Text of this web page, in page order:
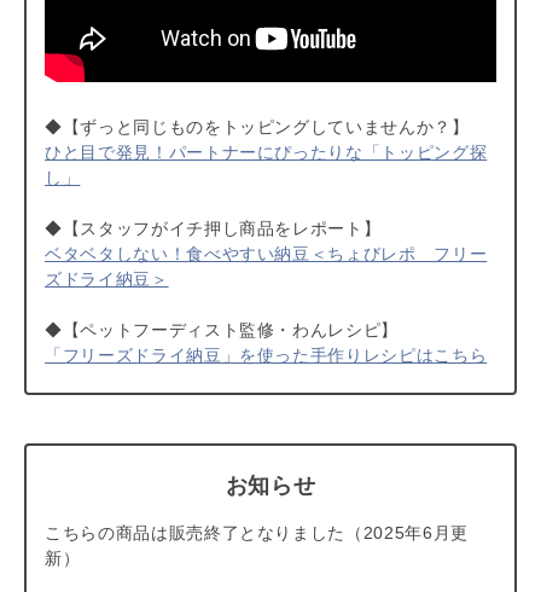
◆【ずっと同じものをトッピングしていませんか？】
ひと目で発見！パートナーにぴったりな「トッピング探
し」
◆【スタッフがイチ押し商品をレポート】
ベタベタしない！食べやすい納豆＜ちょびレポ フリー
ズドライ納豆＞
◆【ペットフーディスト監修・わんレシピ】
「フリーズドライ納豆」を使った手作りレシピはこちら
お知らせ
こちらの商品は販売終了となりました（2025年6月更
新）